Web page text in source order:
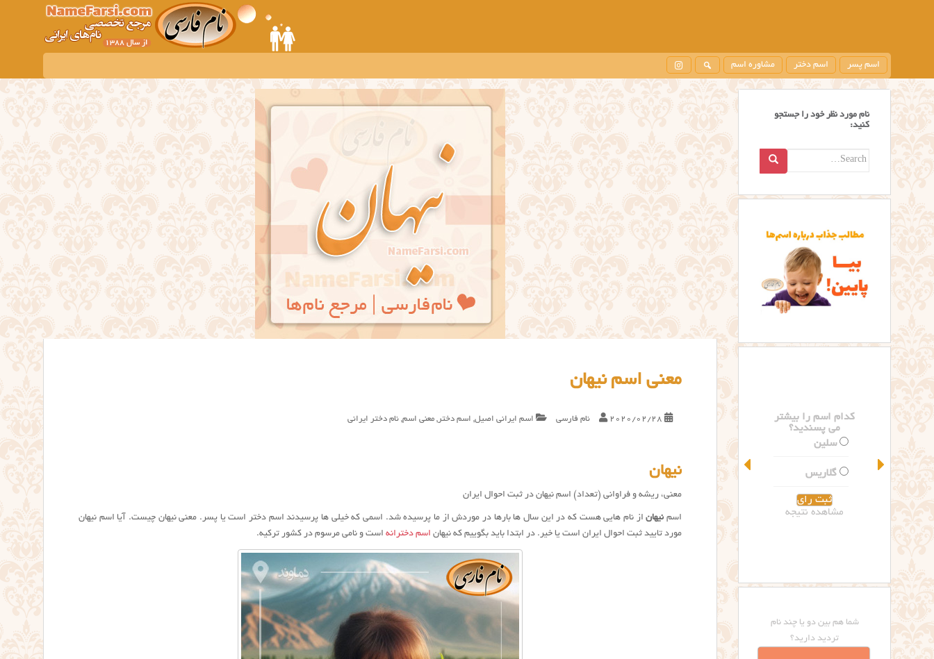
m
i
n
t
e
n
اسم پسر اسم دختر مشاوره اسم
معنی اسم نیهان
2020/02/28 نام فارسی اسم ایرانی اصیل, اسم دختر , معنی اسم, نام دختر ایرانی
نیهان
معنی، ریشه و فراوانی (تعداد) اسم نیهان در ثبت احوال ایران
اسم نیهاناز نام هایی هست که در این سال ها بارها در موردش از ما پرسیده شد. اسمی که خیلی ها پرسیدند اسم دختر است یا پسر. معنی نیهان چیست. آیا اسم نیهان
مورد تایید ثبت احوال ایران است یا خیر. در ابتدا باید بگوییم که نیهان اسم دخترانه است و نامی مرسوم در کشور ترکیه.
نام مورد نظر خود را جستجو
کنید:
Search
کدام اسم را بیشتر
می پسندید؟
سلین
گلاریس
مشاهده نتیجه
شما هم بین دو یا چند نام
تردید دارید؟